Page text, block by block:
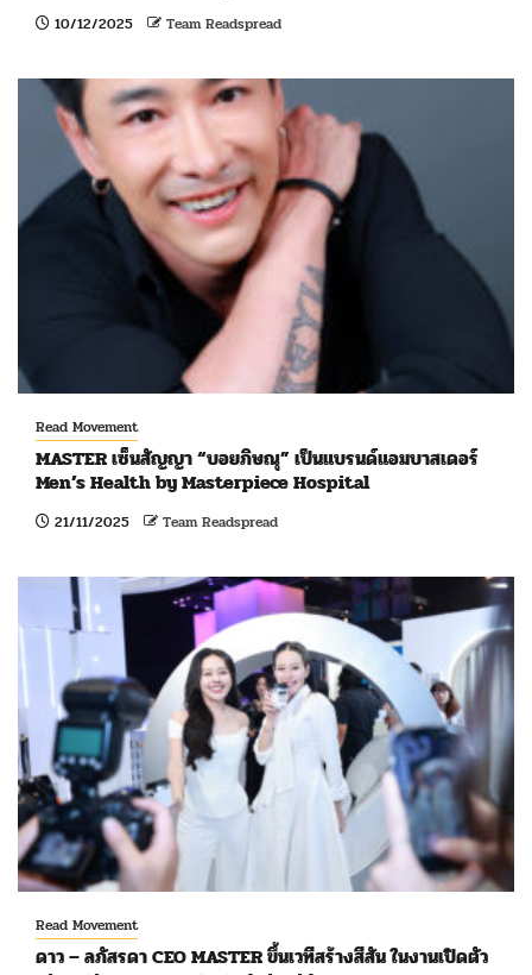
10/12/2025 Team Readspread
Read Movement
MASTER เซ็นสัญญา “บอยภิษณุ” เป็นแบรนด์แอมบาสเดอร์
Men’s Health by Masterpiece Hospital
21/11/2025 Team Readspread
Read Movement
ดาว – ลภัสรดา CEO MASTER ขึ้นเวทีสร้างสีสัน ในงานเปิดตัว